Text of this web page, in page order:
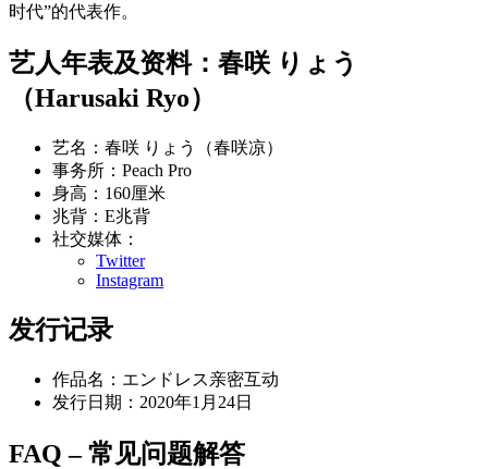
时代”的代表作。
艺人年表及资料：春咲 りょう
（Harusaki Ryo）
艺名：春咲 りょう（春咲凉）
事务所：Peach Pro
身高：160厘米
兆背：E兆背
社交媒体：
Twitter
Instagram
发行记录
作品名：エンドレス亲密互动
发行日期：2020年1月24日
FAQ – 常见问题解答